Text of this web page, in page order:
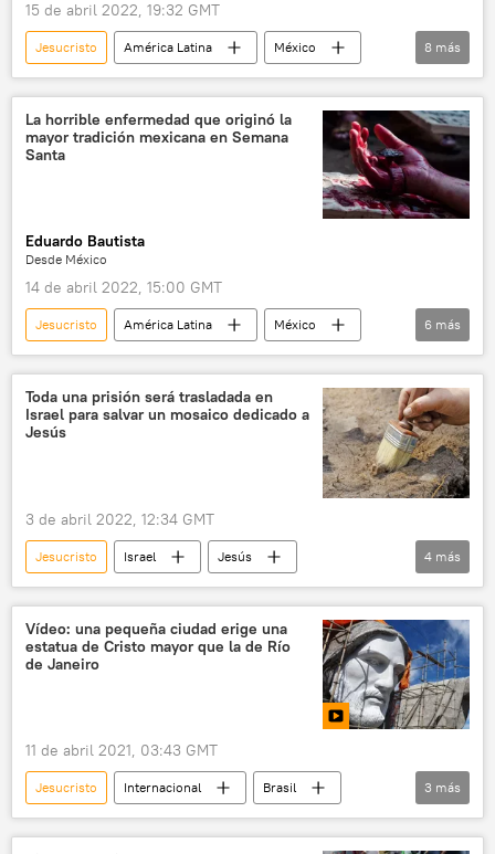
15 de abril 2022, 19:32 GMT
Jesucristo América Latina
México
Joan Manuel Serrat
Friedrich Engels
🎭 Arte y cultura
sociedad
política
Semana Santa
Andrés Manuel López Obrador
8 más
La horrible enfermedad que originó la
mayor tradición mexicana en Semana
Santa
Eduardo Bautista
Desde México
14 de abril 2022, 15:00 GMT
Jesucristo América Latina
México
sociedad
🎭 Arte y cultura
Ciudad de México (CDMX)
Iztapalapa
Semana Santa
📝 Reportajes
6 más
Toda una prisión será trasladada en
Israel para salvar un mosaico dedicado a
Jesús
3 de abril 2022, 12:34 GMT
Jesucristo Israel
Jesús
arqueología
prisión
mosaico
Ciencia
4 más
Vídeo: una pequeña ciudad erige una
estatua de Cristo mayor que la de Río
de Janeiro
11 de abril 2021, 03:43 GMT
Jesucristo Internacional
Brasil
América del Sur
Cristo Redentor
3 más